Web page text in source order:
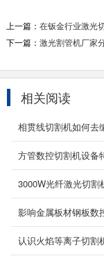
上一篇： 在钣金行业激光
下一篇： 激光割管机厂家
相关阅读
相贯线切割机如何去
方管数控切割机设备
3000W光纤激光切割
影响金属板材钢板数
认识火焰等离子切割